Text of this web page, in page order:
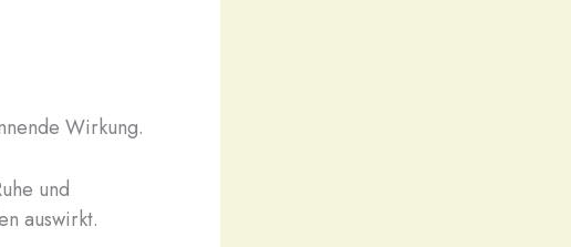
Wirkung.
und
auswirkt.